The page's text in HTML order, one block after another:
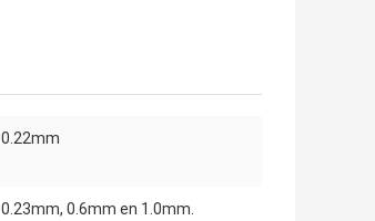
0.22mm
0.23mm, 0.6mm en 1.0mm.